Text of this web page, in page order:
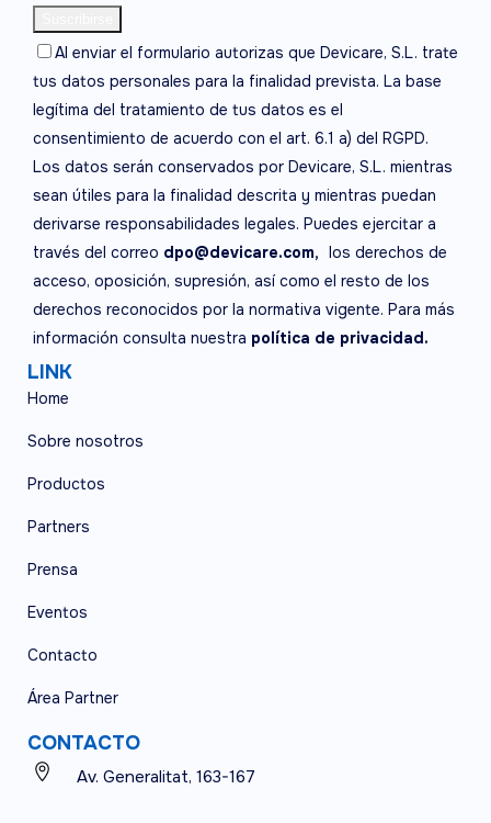
Al enviar el formulario autorizas que Devicare, S.L. trate
tus datos personales para la finalidad prevista. La base
legítima del tratamiento de tus datos es el
consentimiento de acuerdo con el art. 6.1 a) del RGPD.
Los datos serán conservados por Devicare, S.L. mientras
sean útiles para la finalidad descrita y mientras puedan
derivarse responsabilidades legales. Puedes ejercitar a
través del correo dpo@devicare.com, los derechos de
acceso, oposición, supresión, así como el resto de los
derechos reconocidos por la normativa vigente. Para más
información consulta nuestra política de privacidad.
LINK
Home
Sobre nosotros
Productos
Partners
Prensa
Eventos
Contacto
Área Partner
CONTACTO
Av. Generalitat, 163-167